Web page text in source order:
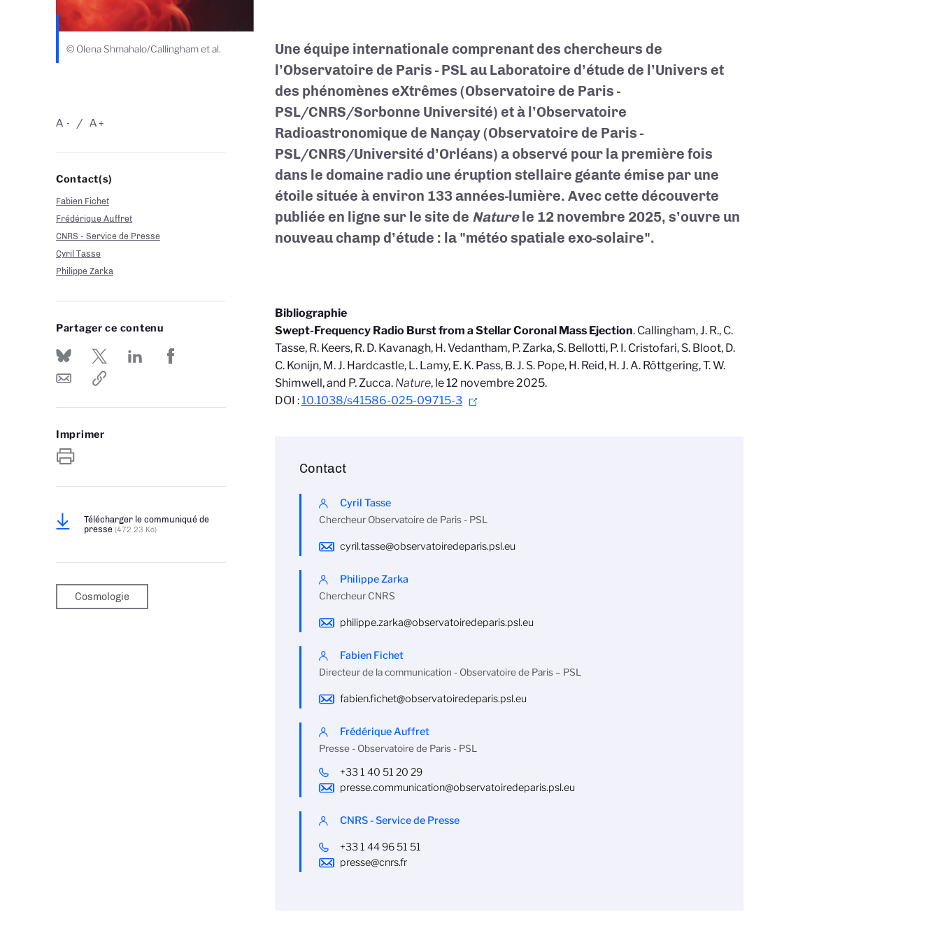
© Olena Shmahalo/Callingham et al.
-
A +
A
Contact(s)
Fabien Fichet
Frédérique Auffret
CNRS - Service de Presse
Cyril Tasse
Philippe Zarka
Partager ce contenu
Imprimer
Télécharger le communiqué de
presse (472.23 Ko)
Cosmologie
Une équipe internationale comprenant des chercheurs de
l’Observatoire de Paris - PSL au Laboratoire d’étude de l’Univers et
des phénomènes eXtrêmes (Observatoire de Paris -
PSL/CNRS/Sorbonne Université) et à l’Observatoire
Radioastronomique de Nançay (Observatoire de Paris -
PSL/CNRS/Université d’Orléans) a observé pour la première fois
dans le domaine radio une éruption stellaire géante émise par une
étoile située à environ 133 années-lumière. Avec cette découverte
publiée en ligne sur le site de Naturele 12 novembre 2025, s’ouvre un
nouveau champ d’étude : la "météo spatiale exo-solaire".
Bibliographie
Swept-Frequency Radio Burst from a Stellar Coronal Mass Ejection. Callingham, J. R., C.
Tasse, R. Keers, R. D. Kavanagh, H. Vedantham, P. Zarka, S. Bellotti, P. I. Cristofari, S. Bloot, D.
C. Konijn, M. J. Hardcastle, L. Lamy, E. K. Pass, B. J. S. Pope, H. Reid, H. J. A. Röttgering, T. W.
Shimwell, and P. Zucca. Nature, le 12 novembre 2025.
DOI :10.1038/s41586-025-09715-3
Contact
Cyril Tasse
Chercheur Observatoire de Paris - PSL
cyril.tasse@observatoiredeparis.psl.eu
Philippe Zarka
Chercheur CNRS
philippe.zarka@observatoiredeparis.psl.eu
Fabien Fichet
Directeur de la communication - Observatoire de Paris – PSL
fabien.fichet@observatoiredeparis.psl.eu
Frédérique Auffret
Presse - Observatoire de Paris - PSL
+33 1 40 51 20 29
presse.communication@observatoiredeparis.psl.eu
CNRS - Service de Presse
+33 1 44 96 51 51
presse@cnrs.fr